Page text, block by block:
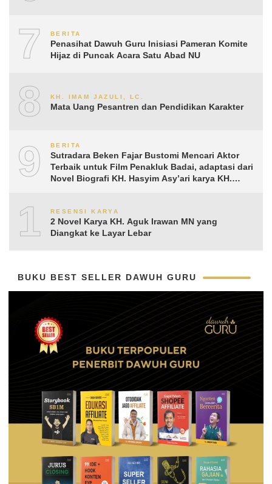
7
BERITA
Penasihat Dawuh Guru Inisiasi Pameran Komite
Hijaz di Puncak Acara Satu Abad NU
8 KH. IMAM JAZULI, LC.
Mata Uang Pesantren dan Pendidikan Karakter
9 BERITA
Sutradara Beken Fajar Bustomi Mencari Aktor
Terbaik untuk Film Penakluk Badai, adaptasi dari
Novel Biografi KH. Hasyim Asy’ari karya KH.
10RESENSI KARYA
2 Novel Karya KH. Aguk Irawan MN yang
Diangkat ke Layar Lebar
BUKU BEST SELLER DAWUH GURU